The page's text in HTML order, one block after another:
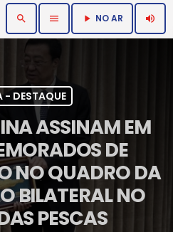
search menu play_arrow NO AR volume_up
- DESTAQUE
ASSINAM EM
DE
NO QUADRO DA
BILATERAL NO
PESCAS